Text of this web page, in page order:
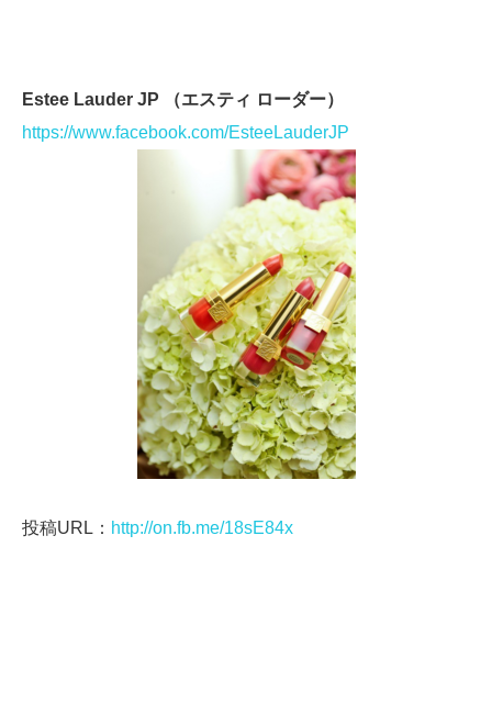
Estee Lauder JP （エスティ ローダー）
https://www.facebook.com/EsteeLauderJP
投稿URL： http://on.fb.me/18sE84x